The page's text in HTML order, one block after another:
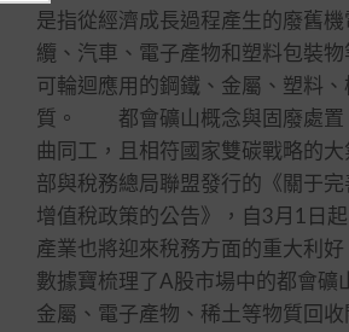
是指從經濟成長過程產生的廢舊
纜、汽車、電子產物和塑料包裝
可輪迴應用的鋼鐵、金屬、塑料
質。 都會礦山概念與固廢處置
曲同工，且相符國家雙碳戰略的
部與稅務總局聯盟發行的《關于
增值稅政策的公告》，自3月1日
產業也將迎來稅務方面的重大
數據寶梳理了A股市場中的都會礦
金屬、電子產物、稀土等物質回